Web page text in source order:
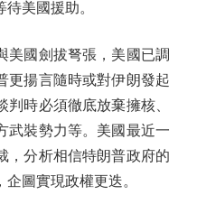
美國援助。
國劍拔弩張，美國已調
更揚言隨時或對伊朗發起
時必須徹底放棄擁核、
武裝勢力等。美國最近一
，分析相信特朗普政府的
圖實現政權更迭。